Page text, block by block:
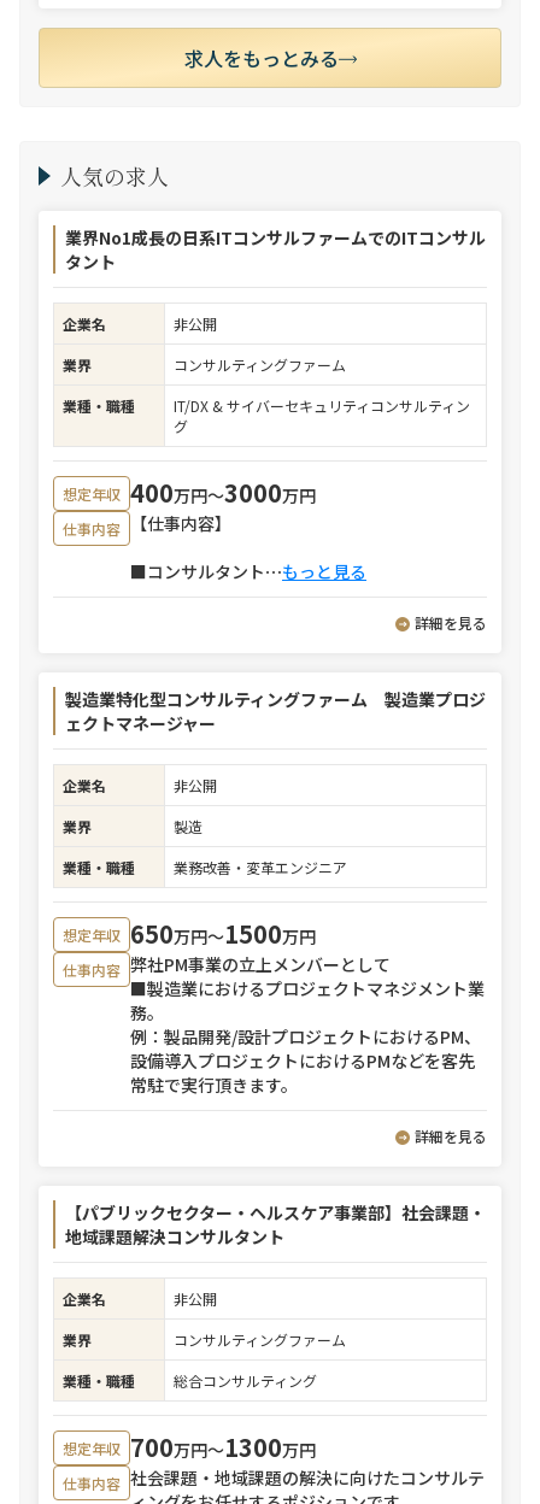
求人をもっとみる
人気の求人
業界No1成長の日系ITコンサルファームでのITコンサル
タント
企業名
非公開
業界
コンサルティングファーム
業種・職種
IT/DX & サイバーセキュリティコンサルティン
グ
想定年収 400万円〜3000万円
仕事内容
【仕事内容】
■コンサルタント⋯もっと見る
詳細を見る
製造業特化型コンサルティングファーム 製造業プロジ
ェクトマネージャー
企業名
非公開
業界
製造
業種・職種
業務改善・変革エンジニア
想定年収 650万円〜1500万円
仕事内容 弊社PM事業の立上メンバーとして
■製造業におけるプロジェクトマネジメント業
務。
例：製品開発/設計プロジェクトにおけるPM、
設備導入プロジェクトにおけるPMなどを客先
常駐で実行頂きます。
詳細を見る
【パブリックセクター・ヘルスケア事業部】社会課題・
地域課題解決コンサルタント
企業名
非公開
業界
コンサルティングファーム
業種・職種
総合コンサルティング
想定年収 700万円〜1300万円
仕事内容 社会課題・地域課題の解決に向けたコンサルテ